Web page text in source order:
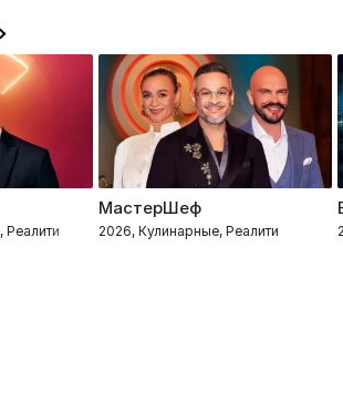
Реалити
МастерШеф
2026, Кулинарные, Реалити